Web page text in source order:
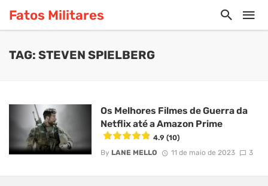
Fatos Militares
TAG: STEVEN SPIELBERG
Os Melhores Filmes de Guerra da
Netflix até a Amazon Prime
4.9 (10)
By LANE MELLO 11 de maio de 2023 3